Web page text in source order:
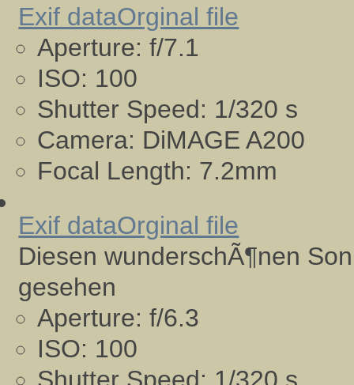
Exif dataOrginal file
Aperture: f/7.1
ISO: 100
Shutter Speed: 1/320 s
Camera: DiMAGE A200
Focal Length: 7.2mm
Exif dataOrginal file
Diesen wunderschÃ¶nen
gesehen
Aperture: f/6.3
ISO: 100